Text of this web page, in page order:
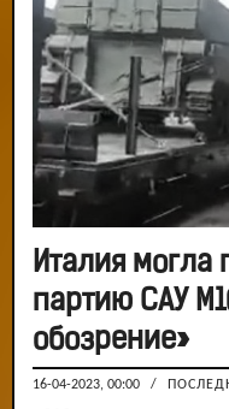
Италия могла
партию САУ
обозрение»
16-04-2023, 00:00 /